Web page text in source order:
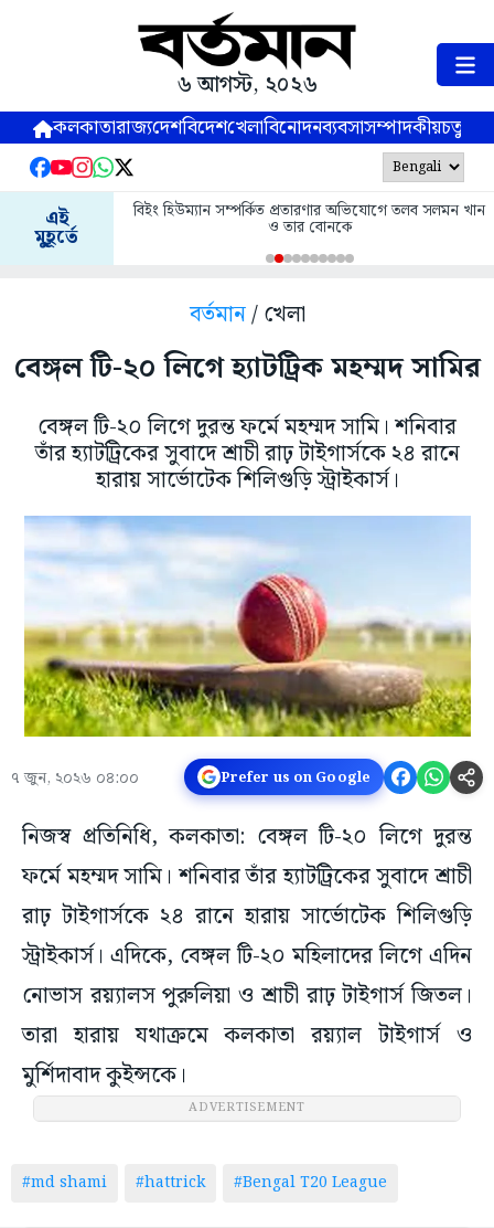
৬ আগস্ট, ২০২৬
কলকাতারাজ্যদেশবিদেশখেলাবিনোদনব্যবসাসম্পাদকীয়
এই
মুহূর্তে
বিইং হিউম্যান সম্পর্কিত প্রতারণার অভিযোগে তলব সলমন খান
ও তার বোনকে
বর্তমান/ খেলা
বেঙ্গল টি-২০ লিগে হ্যাটট্রিক মহম্মদ সামির
বেঙ্গল টি-২০ লিগে দুরন্ত ফর্মে মহম্মদ সামি। শনিবার
তাঁর হ্যাটট্রিকের সুবাদে শ্রাচী রাঢ় টাইগার্সকে ২৪ রানে
হারায় সার্ভোটেক শিলিগুড়ি স্ট্রাইকার্স।
৭ জুন, ২০২৬ ০৪:০০ Prefer us on Google
নিজস্ব প্রতিনিধি, কলকাতা: বেঙ্গল টি-২০ লিগে দুরন্ত
ফর্মে মহম্মদ সামি। শনিবার তাঁর হ্যাটট্রিকের সুবাদে শ্রাচী
রাঢ় টাইগার্সকে ২৪ রানে হারায় সার্ভোটেক শিলিগুড়ি
স্ট্রাইকার্স। এদিকে, বেঙ্গল টি-২০ মহিলাদের লিগে এদিন
নোভাস রয়্যালস পুরুলিয়া ও শ্রাচী রাঢ় টাইগার্স জিতল।
তারা হারায় যথাক্রমে কলকাতা রয়্যাল টাইগার্স ও
মুর্শিদাবাদ কুইন্সকে।
ADVERTISEMENT
#md shami #hattrick #Bengal T20 League